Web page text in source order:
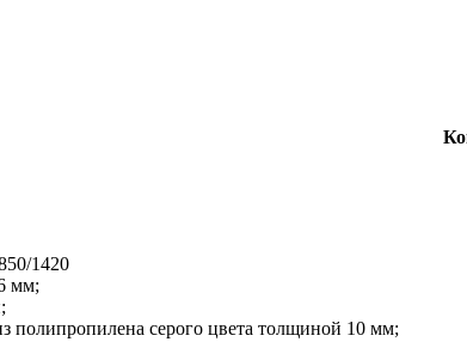
1420
мм;
полипропилена серого цвета толщиной 10 мм;